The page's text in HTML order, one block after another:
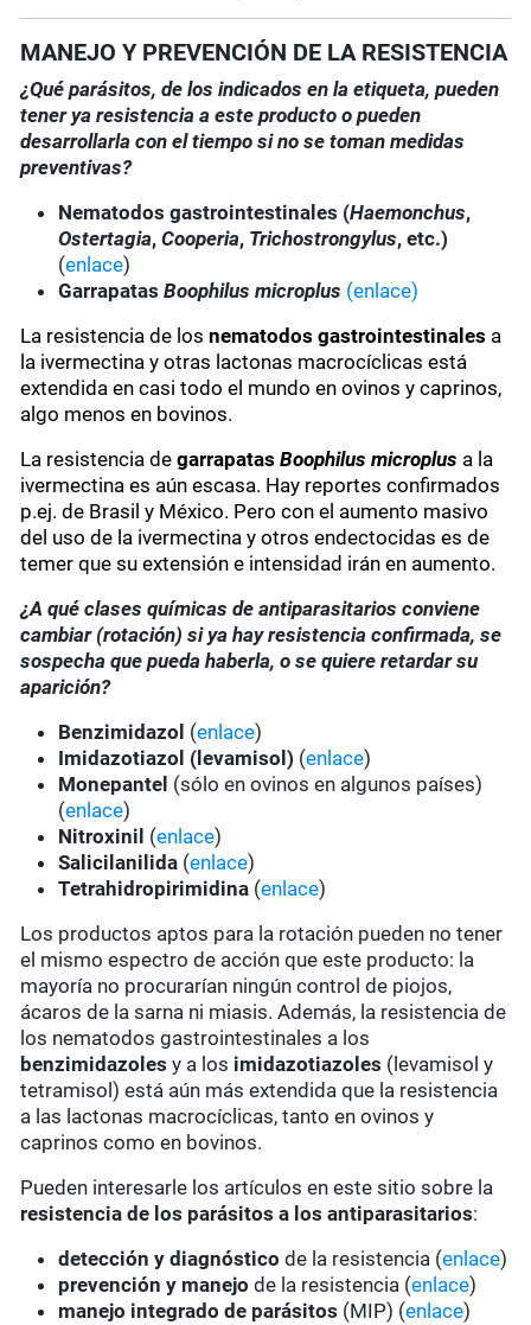
MANEJO Y PREVENCIÓN DE LA RESISTENCIA
¿Qué parásitos, de los indicados en la etiqueta, pueden
tener ya resistencia a este producto o pueden
desarrollarla con el tiempo si no se toman medidas
preventivas?
Nematodos gastrointestinales (Haemonchus,
Ostertagia,Cooperia, Trichostrongylus, etc.)
(enlace)
GarrapatasBoophilus microplus (enlace)
La resistencia de losnematodos gastrointestinales a
la ivermectina y otras lactonas macrocíclicas está
extendida en casi todo el mundo en ovinos y caprinos,
algo menos en bovinos.
La resistencia degarrapatasBoophilus microplus a la
ivermectina es aún escasa. Hay reportes confirmados
p.ej. de Brasil y México. Pero con el aumento masivo
del uso de la ivermectina y otros endectocidas es de
temer que su extensión e intensidad irán en aumento.
¿A qué clases químicas de antiparasitarios conviene
cambiar (rotación) si ya hay resistencia confirmada, se
sospecha que pueda haberla, o se quiere retardar su
aparición?
Benzimidazol (enlace)
Imidazotiazol (levamisol) (enlace)
Monepantel (sólo en ovinos en algunos países)
(enlace)
Nitroxinil (enlace)
Salicilanilida (enlace)
Tetrahidropirimidina (enlace)
Los productos aptos para la rotación pueden no tener
el mismo espectro de acción que este producto: la
mayoría no procurarían ningún control de piojos,
ácaros de la sarna ni miasis. Además, la resistencia de
los nematodos gastrointestinales a los
benzimidazoles y a los imidazotiazoles (levamisol y
tetramisol) está aún más extendida que la resistencia
a las lactonas macrocíclicas, tanto en ovinos y
caprinos como en bovinos.
Pueden interesarle los artículos en este sitio sobre la
resistencia de los parásitos a los antiparasitarios:
detección y diagnóstico de la resistencia (enlace)
prevención y manejo de la resistencia (enlace)
manejo integrado de parásitos (MIP) (enlace)